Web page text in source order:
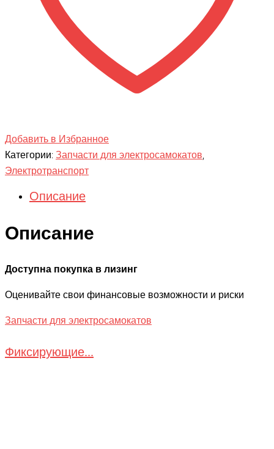
Добавить в Избранное
Категории: Запчасти для электросамокатов
Электротранспорт
Описание
Описание
Доступна покупка в лизинг
Оценивайте свои финансовые возможности и риски
Запчасти для электросамокатов
Фиксирующие...